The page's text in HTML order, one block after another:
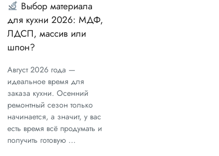
Выбор материала
для кухни 2026: МДФ,
ЛДСП, массив или
шпон?
Август 2026 года —
идеальное время для
заказа кухни. Осенний
ремонтный сезон только
начинается, а значит, у вас
есть время всё продумать и
получить готовую ...
Telegram
Ответим в Telegram